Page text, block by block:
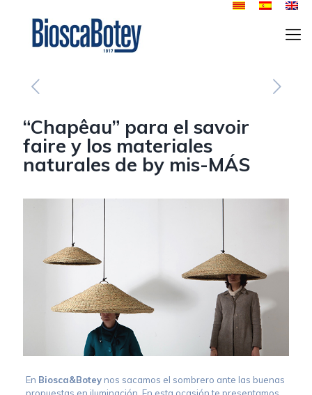
“Chapêau” para el savoir
faire y los materiales
naturales de by mis-MÁS
En Biosca&Boteynos sacamos el sombrero ante las buenas
propuestas en iluminación. En esta ocasión te presentamos